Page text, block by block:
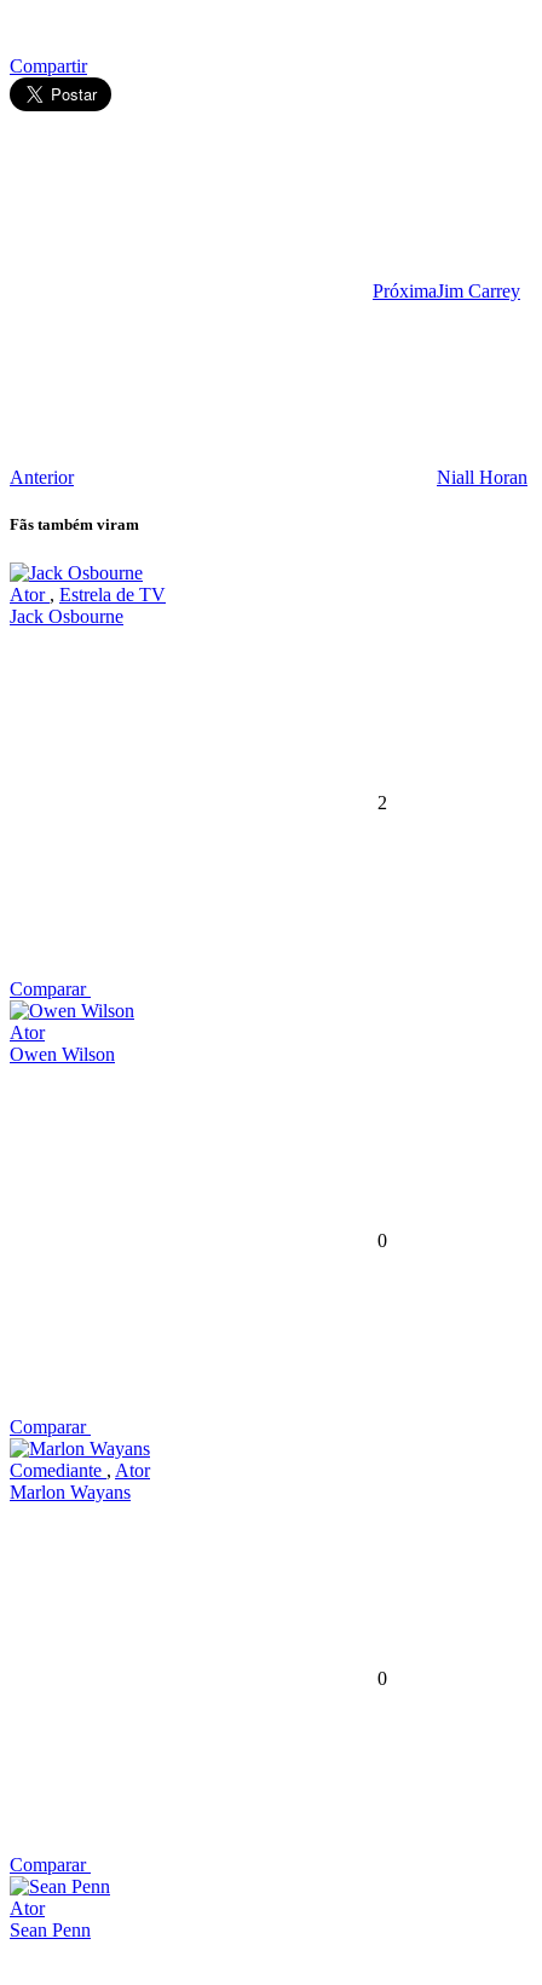
Compartir
PróximaJim Carrey
Anterior Niall Horan
Fãs também viram
Ator , Estrela de TV
Jack Osbourne
2
Comparar
Ator
Owen Wilson
0
Comparar
Comediante , Ator
Marlon Wayans
0
Comparar
Ator
Sean Penn